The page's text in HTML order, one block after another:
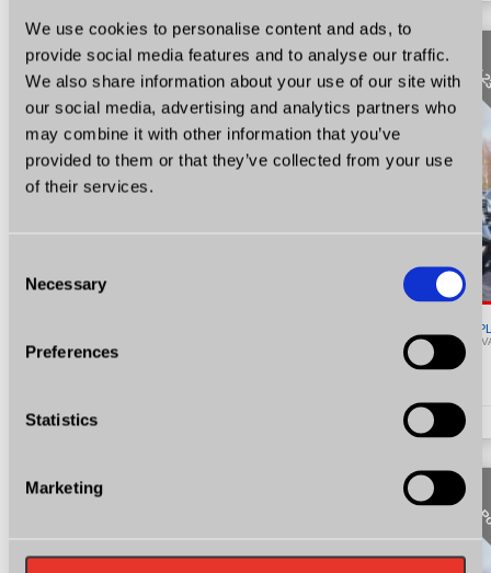
We use cookies to personalise content and ads, to
provide social media features and to analyse our traffic.
We also share information about your use of our site with
our social media, advertising and analytics partners who
may combine it with other information that you’ve
provided to them or that they’ve collected from your use
of their services.
Selection
Necessary
Preferences
Statistics
Marketing
FAKTURA
VAT
Nissan Navara
2.3